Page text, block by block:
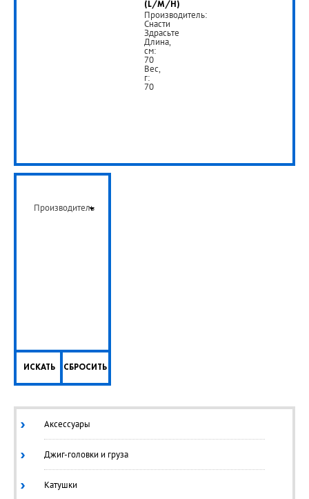
(L/M/H)
Производитель:
Снасти
Здрасьте
Длина,
см:
70
Вес,
г:
70
Производитель
ИСКАТЬ СБРОСИТЬ
Аксессуары
Джиг-головки и груза
Катушки